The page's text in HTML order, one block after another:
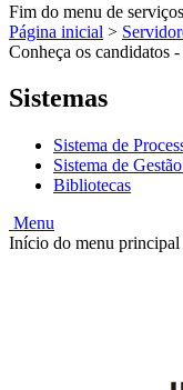
Fim do menu de serviços
Página inicial >
Conheça os candidatos
Sistemas
Sistema de
Sistema de
Bibliotecas
Menu
Início do menu principal